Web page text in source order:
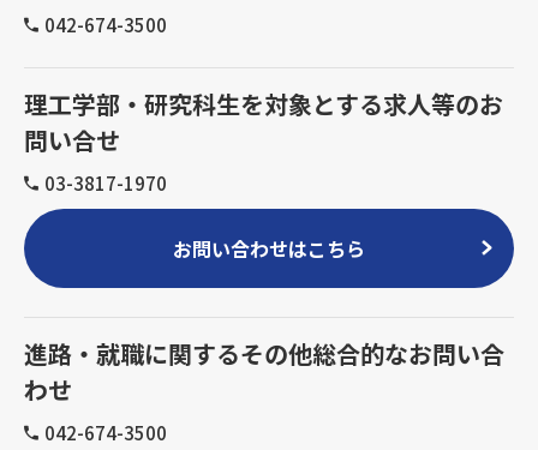
042-674-3500
理工学部・研究科生を対象とする求人等のお
問い合せ
03-3817-1970
お問い合わせはこちら
進路・就職に関するその他総合的なお問い合
わせ
042-674-3500